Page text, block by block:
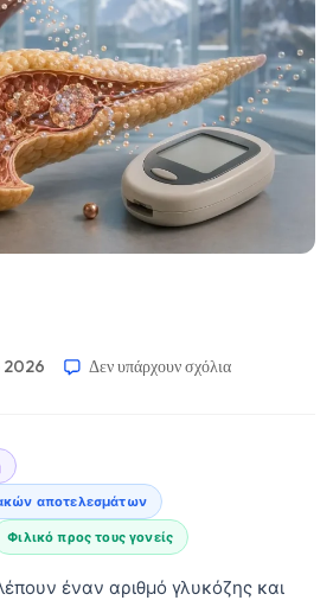
2026 Δεν υπάρχουν σχόλια
αποτελεσμάτων
Φιλικό προς τους γονείς
έναν αριθμό γλυκόζης και